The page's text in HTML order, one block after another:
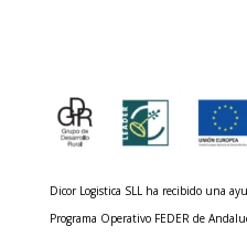
Dicor Logistica SLL ha recibido una
Programa Operativo FEDER de